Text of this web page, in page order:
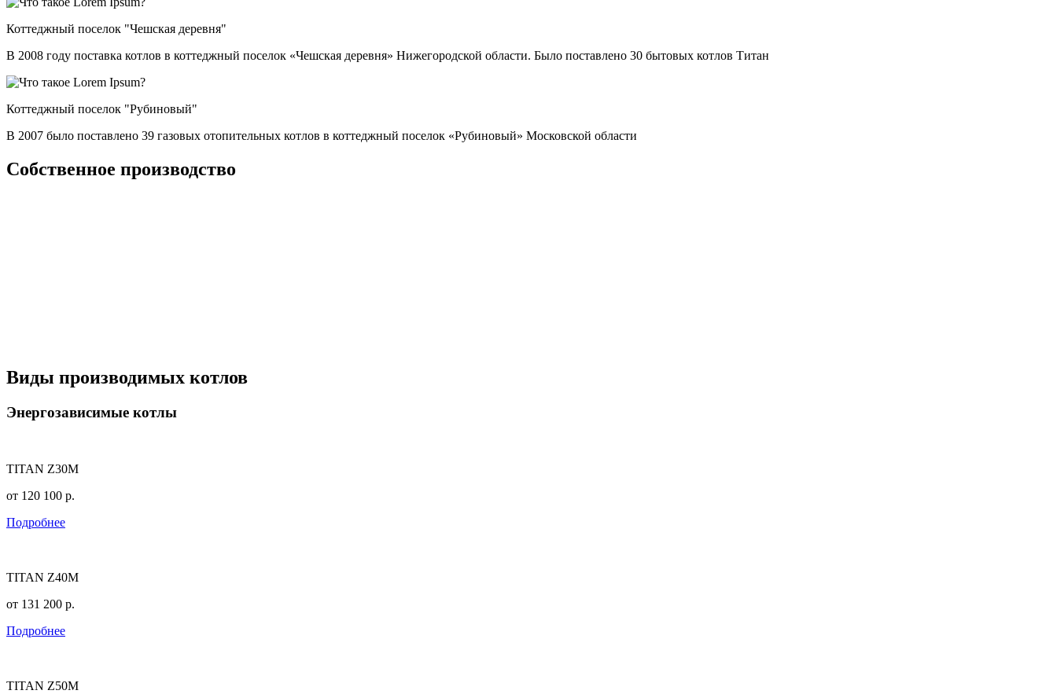
Коттеджный поселок "Чешская деревня"
В 2008 году поставка котлов в коттеджный поселок «Чешская деревня» Нижегородской области. Было поставлено 30 бытовых котлов Титан
Коттеджный поселок "Рубиновый"
В 2007 было поставлено 39 газовых отопительных котлов в коттеджный поселок «Рубиновый» Московской области
Собственное производство
Виды производимых котлов
Энергозависимые котлы
TITAN Z30M
от 120 100 р.
Подробнее
TITAN Z40M
от 131 200 р.
Подробнее
TITAN Z50M